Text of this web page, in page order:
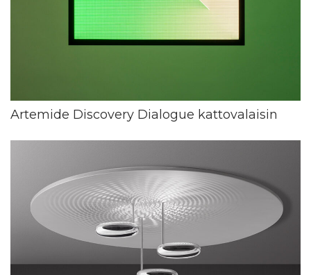
Artemide Discovery Dialogue kattovalaisin